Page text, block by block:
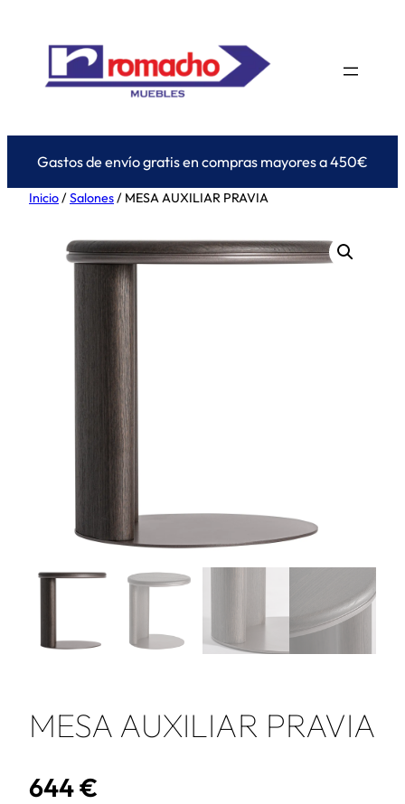
contenido
Gastos de envío gratis en compras mayores a 450€
Inicio/Salones/ MESA AUXILIAR PRAVIA
MESA AUXILIAR PRAVIA
644€